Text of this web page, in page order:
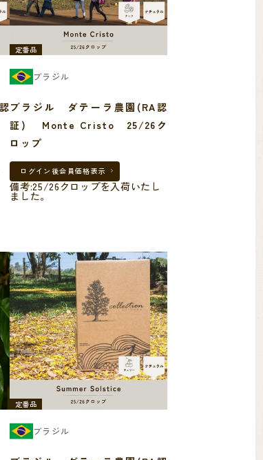
定番品
ブラジル
ブラジル ダテーラ農園(RA認
証) Monte Cristo 25/26ク
ロップ
ログイン後会員価格表示
備考:25/26クロップを入荷いたし
ました。
定番品
ブラジル